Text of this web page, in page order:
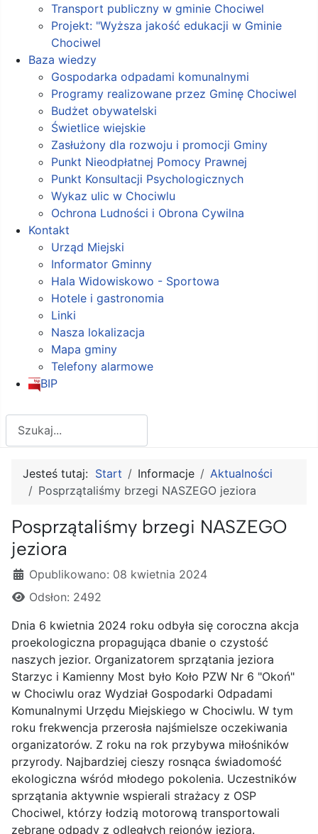
Transport publiczny w gminie Chociwel
Projekt: "Wyższa jakość edukacji w Gminie
Chociwel
Baza wiedzy
Gospodarka odpadami komunalnymi
Programy realizowane przez Gminę Chociwel
Budżet obywatelski
Świetlice wiejskie
Zasłużony dla rozwoju i promocji Gminy
Punkt Nieodpłatnej Pomocy Prawnej
Punkt Konsultacji Psychologicznych
Wykaz ulic w Chociwlu
Ochrona Ludności i Obrona Cywilna
Kontakt
Urząd Miejski
Informator Gminny
Hala Widowiskowo - Sportowa
Hotele i gastronomia
Linki
Nasza lokalizacja
Mapa gminy
Telefony alarmowe
BIP
Jesteś tutaj: Start Informacje
Aktualności
Posprzątaliśmy brzegi NASZEGO jeziora
Posprzątaliśmy brzegi NASZEGO
jeziora
Szczegóły
Opublikowano: 08 kwietnia 2024
Odsłon: 2492
Dnia 6 kwietnia 2024 roku odbyła się coroczna akcja
proekologiczna propagująca dbanie o czystość
naszych jezior. Organizatorem sprzątania jeziora
Starzyc i Kamienny Most było Koło PZW Nr 6 "Okoń"
w Chociwlu oraz Wydział Gospodarki Odpadami
Komunalnymi Urzędu Miejskiego w Chociwlu. W tym
roku frekwencja przerosła najśmielsze oczekiwania
organizatorów. Z roku na rok przybywa miłośników
przyrody. Najbardziej cieszy rosnąca świadomość
ekologiczna wśród młodego pokolenia. Uczestników
sprzątania aktywnie wspierali strażacy z OSP
Chociwel, którzy łodzią motorową transportowali
zebrane odpady z odległych rejonów jeziora.